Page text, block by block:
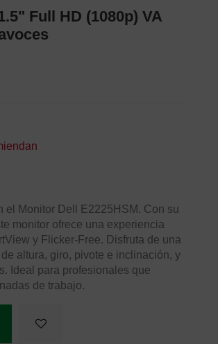
Full HD (1080p) VA
el Monitor Dell E2225HSM. Con su
monitor ofrece una experiencia
y Flicker-Free. Disfruta de una
altura, giro, pivote e inclinación, y
Ideal para profesionales que
de trabajo.